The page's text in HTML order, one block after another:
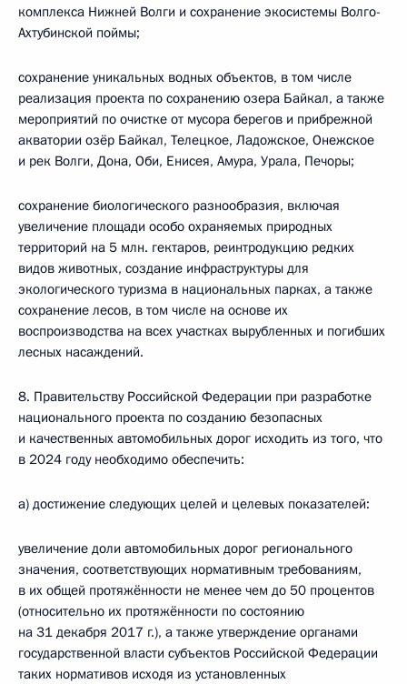
комплекса Нижней Волги и сохранение экосистемы Волго-
Ахтубинской поймы;
сохранение уникальных водных объектов, в том числе
реализация проекта по сохранению озера Байкал, а также
мероприятий по очистке от мусора берегов и прибрежной
акватории озёр Байкал, Телецкое, Ладожское, Онежское
и рек Волги, Дона, Оби, Енисея, Амура, Урала, Печоры;
сохранение биологического разнообразия, включая
увеличение площади особо охраняемых природных
территорий на 5 млн. гектаров, реинтродукцию редких
видов животных, создание инфраструктуры для
экологического туризма в национальных парках, а также
сохранение лесов, в том числе на основе их
воспроизводства на всех участках вырубленных и погибших
лесных насаждений.
8. Правительству Российской Федерации при разработке
национального проекта по созданию безопасных
и качественных автомобильных дорог исходить из того, что
в 2024 году необходимо обеспечить:
а) достижение следующих целей и целевых показателей:
увеличение доли автомобильных дорог регионального
значения, соответствующих нормативным требованиям,
в их общей протяжённости не менее чем до 50 процентов
(относительно их протяжённости по состоянию
на 31 декабря 2017 г.), а также утверждение органами
государственной власти субъектов Российской Федерации
таких нормативов исходя из установленных